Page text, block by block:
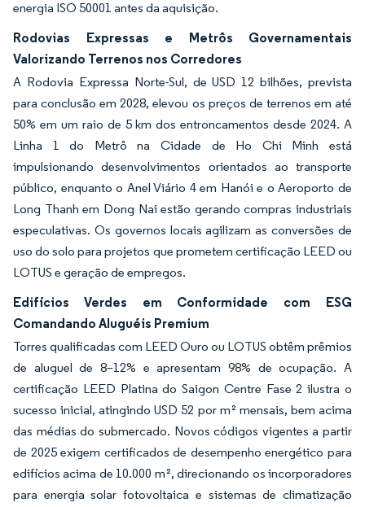
energia ISO 50001 antes da aquisição.
Rodovias Expressas e Metrôs Governamentais
Valorizando Terrenos nos Corredores
A Rodovia Expressa Norte-Sul, de USD 12 bilhões, prevista
para conclusão em 2028, elevou os preços de terrenos em até
50% em um raio de 5 km dos entroncamentos desde 2024. A
Linha 1 do Metrô na Cidade de Ho Chi Minh está
impulsionando desenvolvimentos orientados ao transporte
público, enquanto o Anel Viário 4 em Hanói e o Aeroporto de
Long Thanh em Dong Nai estão gerando compras industriais
especulativas. Os governos locais agilizam as conversões de
uso do solo para projetos que prometem certificação LEED ou
LOTUS e geração de empregos.
Edifícios Verdes em Conformidade com ESG
Comandando Aluguéis Premium
Torres qualificadas com LEED Ouro ou LOTUS obtêm prêmios
de aluguel de 8–12% e apresentam 98% de ocupação. A
certificação LEED Platina do Saigon Centre Fase 2 ilustra o
sucesso inicial, atingindo USD 52 por m² mensais, bem acima
das médias do submercado. Novos códigos vigentes a partir
de 2025 exigem certificados de desempenho energético para
edifícios acima de 10.000 m², direcionando os incorporadores
para energia solar fotovoltaica e sistemas de climatização